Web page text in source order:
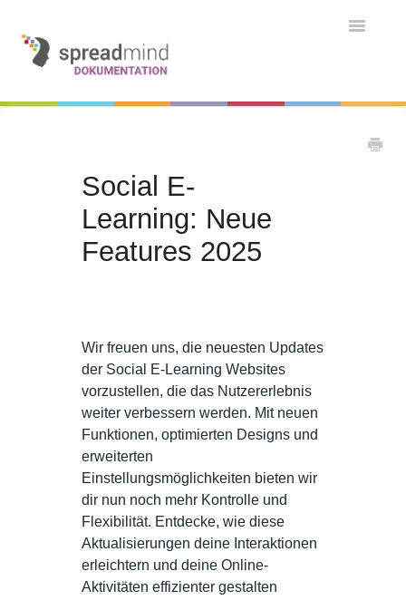
Toggle
Social E-
Learning: Neue
Features 2025
Wir freuen uns, die neuesten Updates
der Social E-Learning Websites
vorzustellen, die das Nutzererlebnis
weiter verbessern werden. Mit neuen
Funktionen, optimierten Designs und
erweiterten
Einstellungsmöglichkeiten bieten wir
dir nun noch mehr Kontrolle und
Flexibilität. Entdecke, wie diese
Aktualisierungen deine Interaktionen
erleichtern und deine Online-
Aktivitäten effizienter gestalten